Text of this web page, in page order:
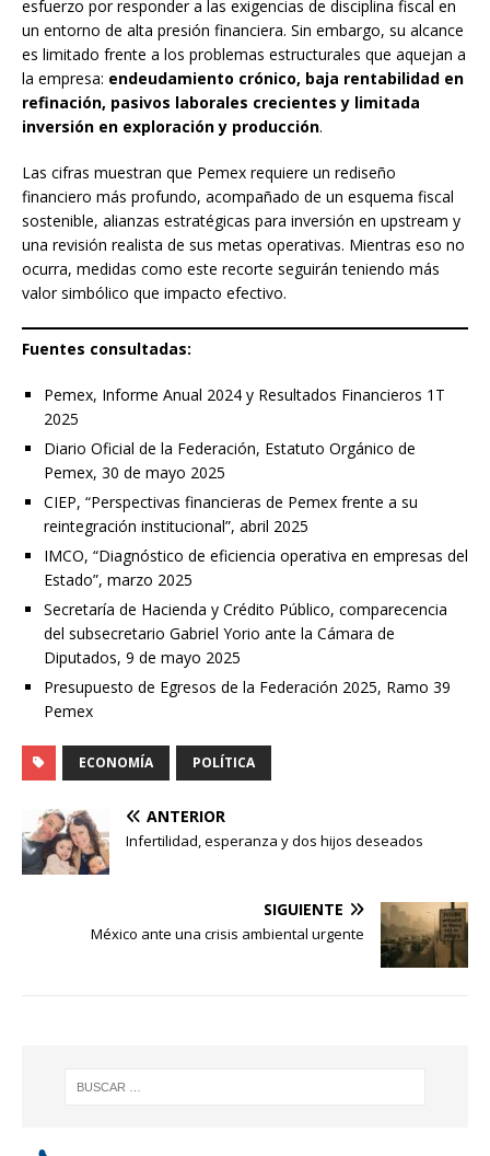
esfuerzo por responder a las exigencias de disciplina fiscal en
un entorno de alta presión financiera. Sin embargo, su alcance
es limitado frente a los problemas estructurales que aquejan a
la empresa: endeudamiento crónico, baja rentabilidad en
refinación, pasivos laborales crecientes y limitada
inversión en exploración y producción.
Las cifras muestran que Pemex requiere un rediseño
financiero más profundo, acompañado de un esquema fiscal
sostenible, alianzas estratégicas para inversión en upstream y
una revisión realista de sus metas operativas. Mientras eso no
ocurra, medidas como este recorte seguirán teniendo más
valor simbólico que impacto efectivo.
Fuentes consultadas:
Pemex, Informe Anual 2024 y Resultados Financieros 1T
2025
Diario Oficial de la Federación, Estatuto Orgánico de
Pemex, 30 de mayo 2025
CIEP, “Perspectivas financieras de Pemex frente a su
reintegración institucional”, abril 2025
IMCO, “Diagnóstico de eficiencia operativa en empresas del
Estado”, marzo 2025
Secretaría de Hacienda y Crédito Público, comparecencia
del subsecretario Gabriel Yorio ante la Cámara de
Diputados, 9 de mayo 2025
Presupuesto de Egresos de la Federación 2025, Ramo 39
Pemex
ECONOMÍA POLÍTICA
ANTERIOR
Infertilidad, esperanza y dos hijos deseados
SIGUIENTE
México ante una crisis ambiental urgente